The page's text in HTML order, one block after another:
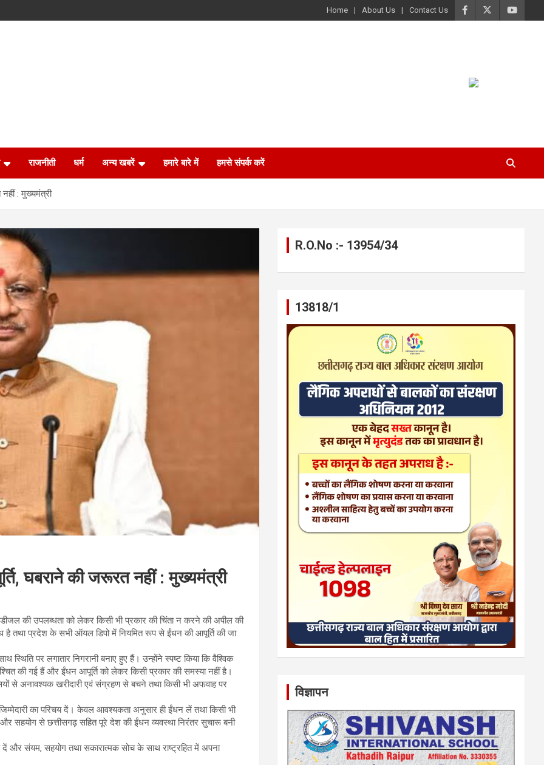
Home About Us Contact Us
राजनीती धर्म अन्य खबरें हमारे बारे में हमसे संपर्क करें
: मुख्यमंत्री
घबराने की जरूरत नहीं : मुख्यमंत्री
की उपलब्धता को लेकर किसी भी प्रकार की चिंता न करने की अपील की
है तथा प्रदेश के सभी ऑयल डिपो में नियमित रूप से ईंधन की आपूर्ति की जा
पर लगातार निगरानी बनाए हुए हैं। उन्होंने स्पष्ट किया कि वैश्विक
की गई हैं और ईंधन आपूर्ति को लेकर किसी प्रकार की समस्या नहीं है।
से अनावश्यक खरीदारी एवं संग्रहण से बचने तथा किसी भी अफवाह पर
का परिचय दें। केवल आवश्यकता अनुसार ही ईंधन लें तथा किसी भी
सहयोग से छत्तीसगढ़ सहित पूरे देश की ईंधन व्यवस्था निरंतर सुचारू बनी
दें और संयम, सहयोग तथा सकारात्मक सोच के साथ राष्ट्रहित में अपना
R.O.No :- 13954/34
13818/1
विज्ञापन